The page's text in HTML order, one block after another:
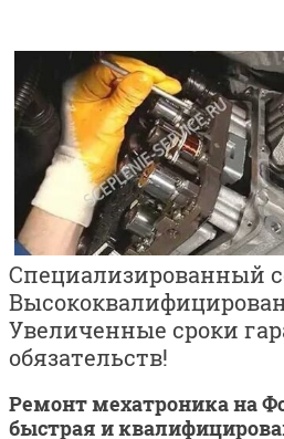
Специализированный
Увеличенные сроки
обязательств!
Ремонт мехатроника на
быстрая и